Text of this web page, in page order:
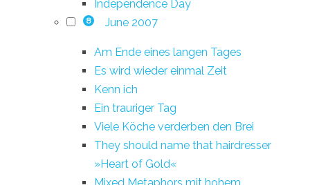
Independence Day
8 June 2007
Am Ende eines langen Tages
Es wird wieder einmal Zeit
Kenn ich
Ein trauriger Tag
Viele Köche verderben den Brei
They should name that hairdresser
»Heart of Gold«
Mixed Metaphors mit hohem